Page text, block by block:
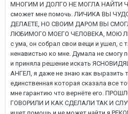
МНОГИМ И ДОЛГО НЕ МОГЛА НАЙТИ
сможет мне помочь. ЛИЧИКА ВЫ
ДЕЛАЕТЕ, НО СВОИМ ДАРОМ ВЫ
ЛЮБИМОГО МОЕГО ЧЕЛОВЕКА, МОЮ
с ума, он собрал свои вещи и ушел, с
ненавистью ко мне. Думала не смогу
и приняла решение искать
АНГЕЛ, я даже не знаю как выразить
единственная которая сказала все
мне гарантию что вернёте его.
ГОВОРИЛИ И КАК СДЕЛАЛИ ТАК И